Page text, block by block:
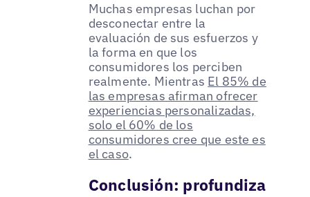
Muchas empresas luchan por
desconectar entre la
evaluación de sus esfuerzos y
la forma en que los
consumidores los perciben
realmente. Mientras El 85% de
las empresas afirman ofrecer
experiencias personalizadas,
solo el 60% de los
consumidores cree que este es
el caso.
Conclusión: profundiza